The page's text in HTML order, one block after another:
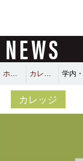
NEWS
ホーム カレッジ
カレッジ